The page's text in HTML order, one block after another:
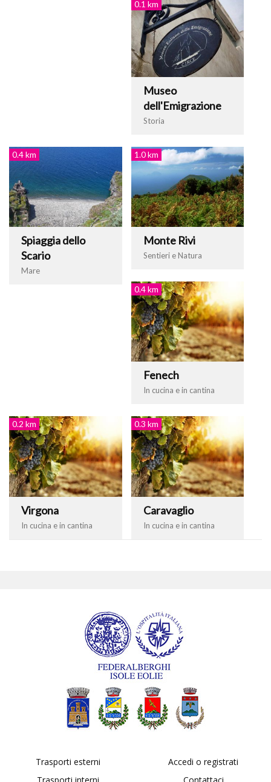
0.1 km
Museo
dell'Emigrazione
Storia
0.4 km
Spiaggia dello
Scario
Mare
1.0 km
Monte Rivi
Sentieri e Natura
0.4 km
Fenech
In cucina e in cantina
0.2 km
Virgona
In cucina e in cantina
0.3 km
Caravaglio
In cucina e in cantina
Trasporti esterni
Trasporti interni
Accedi o registrati
Contattaci